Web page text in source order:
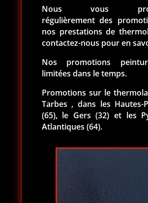
Nous vous
régulièrement des
nos prestations de
contactez-nous pour en
Nos promotions
limitées dans le temps.
Promotions sur le
Tarbes , dans les Hautes-
(65), le Gers (32) et les
Atlantiques (64).